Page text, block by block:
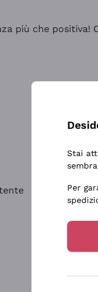
più che positiva!
Stai
Per